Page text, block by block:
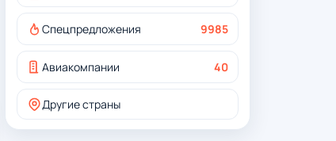
Спецпредложения 9985
Авиакомпании 40
Другие страны